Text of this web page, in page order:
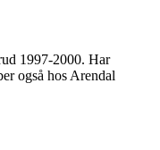
1997-2000. Har
også hos Arendal